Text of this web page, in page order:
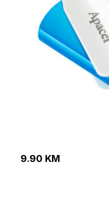
9.90 KM